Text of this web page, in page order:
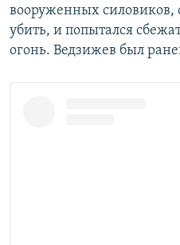
вооруженных силовиков,
убить, и попытался
огонь. Ведзижев был